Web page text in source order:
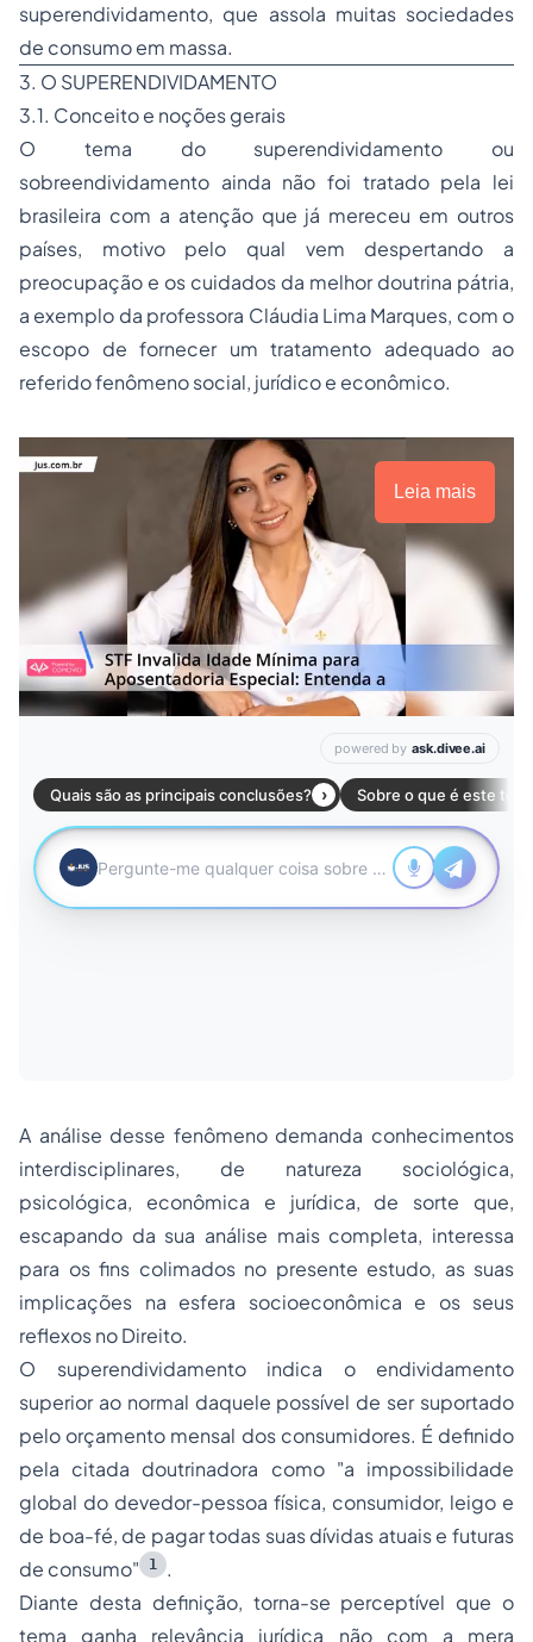
superendividamento, que assola muitas sociedades
de consumo em massa.
3. O SUPERENDIVIDAMENTO
3.1. Conceito e noções gerais
O tema do superendividamento ou
sobreendividamento ainda não foi tratado pela lei
brasileira com a atenção que já mereceu em outros
países, motivo pelo qual vem despertando a
preocupação e os cuidados da melhor doutrina pátria,
a exemplo da professora Cláudia Lima Marques, com o
escopo de fornecer um tratamento adequado ao
referido fenômeno social, jurídico e econômico.
Leia mais
A análise desse fenômeno demanda conhecimentos
interdisciplinares, de natureza sociológica,
psicológica, econômica e jurídica, de sorte que,
escapando da sua análise mais completa, interessa
para os fins colimados no presente estudo, as suas
implicações na esfera socioeconômica e os seus
reflexos no Direito.
O superendividamento indica o endividamento
superior ao normal daquele possível de ser suportado
pelo orçamento mensal dos consumidores. É definido
pela citada doutrinadora como "a impossibilidade
global do devedor-pessoa física, consumidor, leigo e
de boa-fé, de pagar todas suas dívidas atuais e futuras
de consumo"
1
.
Diante desta definição, torna-se perceptível que o
tema ganha relevância jurídica não com a mera